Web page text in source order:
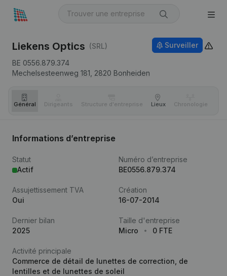
Liekens Optics (SRL)
BE 0556.879.374
Mechelsesteenweg 181, 2820 Bonheiden
Surveiller
Général Dirigeants Structure d'entreprise Lieux Chronologie
Informations d’entreprise
Statut
Actif
Numéro d’entreprise
BE0556.879.374
Assujettissement TVA
Oui
Création
16-07-2014
Dernier bilan
2025
Taille d'entreprise
Micro
0 FTE
Activité principale
Commerce de détail de lunettes de correction, de
lentilles et de lunettes de soleil